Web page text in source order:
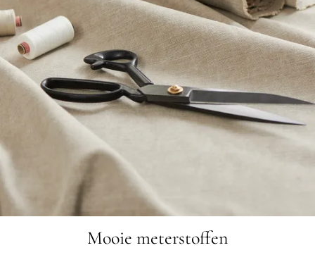
Mooie meterstoffen